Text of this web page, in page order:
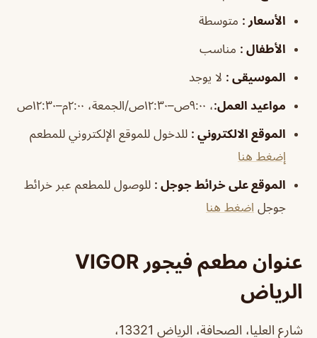
الأسعار : متوسطة
الأطفال : مناسب
الموسيقى : لا يوجد
مواعيد العمل:، ٩:٠٠ص–١٢:٣٠ص/الجمعة، ٢:٠٠م–١٢:٣٠ص
الموقع الالكتروني : للدخول للموقع الإلكتروني للمطعم
إضغط هنا
الموقع على خرائط جوجل : للوصول للمطعم عبر خرائط
جوجل اضغط هنا
عنوان مطعم فيجور VIGOR
الرياض
شارع العليا، الصحافة، الرياض 13321،